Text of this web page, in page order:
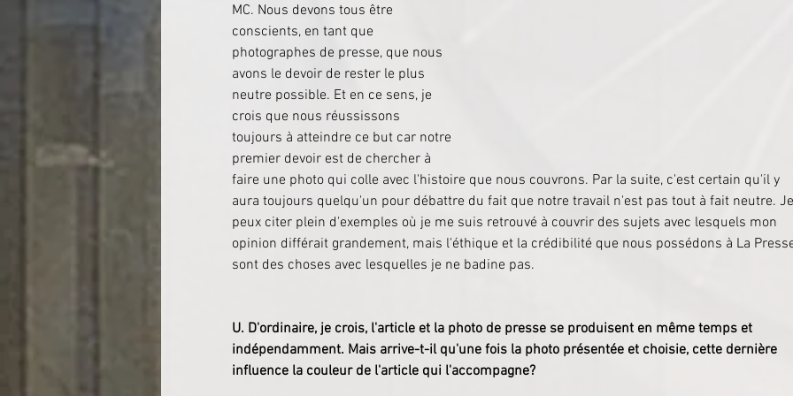
MC. Nous devons tous être
conscients, en tant que
photographes de presse, que nous
avons le devoir de rester le plus
neutre possible. Et en ce sens, je
crois que nous réussissons
toujours à atteindre ce but car notre
premier devoir est de chercher à
faire une photo qui colle avec l'histoire que nous couvrons. Par la suite, c'est certain qu'il y
aura toujours quelqu'un pour débattre du fait que notre travail n'est pas tout à fait neutre.
peux citer plein d'exemples où je me suis retrouvé à couvrir des sujets avec lesquels mon
opinion différait grandement, mais l'éthique et la crédibilité que nous possédons à La
sont des choses avec lesquelles je ne badine pas.
​​U. D'ordinaire, je crois, l'article et la photo de presse se produisent en même temps et
indépendamment. Mais arrive-t-il qu'une fois la photo présentée et choisie, cette dernière
influence la couleur de l'article qui l'accompagne?